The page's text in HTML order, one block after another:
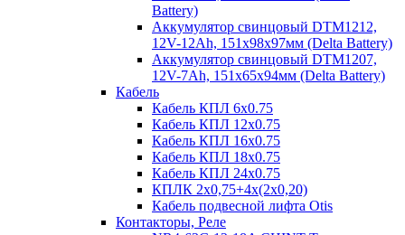
Battery)
Аккумулятор свинцовый DTM1212,
12V-12Ah, 151х98х97мм (Delta Battery)
Аккумулятор свинцовый DTM1207,
12V-7Ah, 151х65х94мм (Delta Battery)
Кабель
Кабель КПЛ 6х0.75
Кабель КПЛ 12х0.75
Кабель КПЛ 16х0.75
Кабель КПЛ 18х0.75
Кабель КПЛ 24х0.75
КПЛК 2х0,75+4х(2х0,20)
Кабель подвесной лифта Otis
Контакторы, Реле